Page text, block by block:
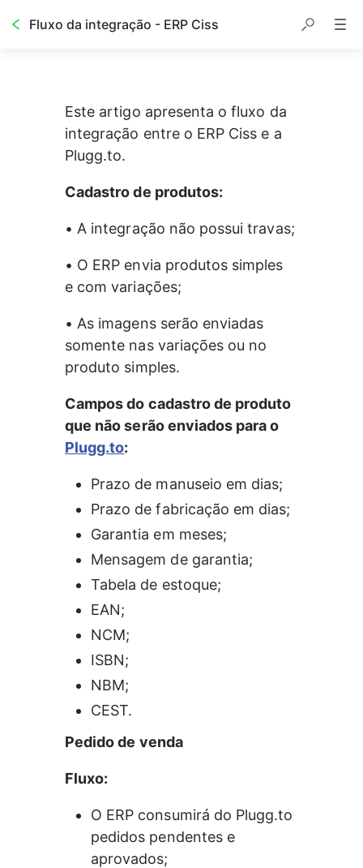
Fluxo da integração - ERP Ciss
Este artigo apresenta o fluxo da
integração entre o ERP Ciss e a
Plugg.to.
Cadastro de produtos:
• A integração não possui travas;
• O ERP envia produtos simples
e com variações;
• As imagens serão enviadas
somente nas variações ou no
produto simples.
Campos do cadastro de produto
que não serão enviados para o
Plugg.to:
Prazo de manuseio em dias;
Prazo de fabricação em dias;
Garantia em meses;
Mensagem de garantia;
Tabela de estoque;
EAN;
NCM;
ISBN;
NBM;
CEST.
Pedido de venda
Fluxo:
O ERP consumirá do Plugg.to
pedidos pendentes e
aprovados;